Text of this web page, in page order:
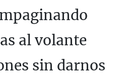
al volante
sin darnos